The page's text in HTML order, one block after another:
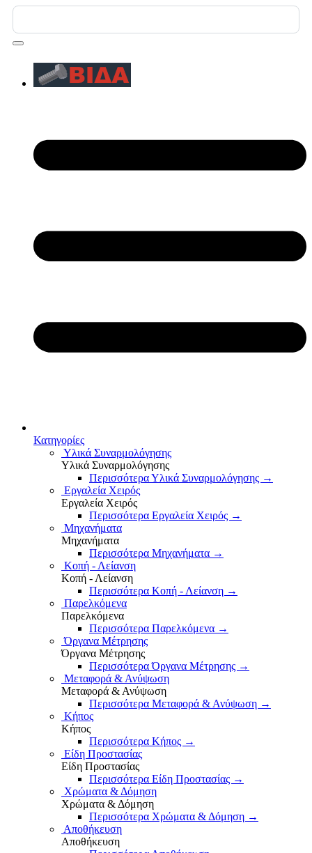
Κατηγορίες
Υλικά Συναρμολόγησης
Υλικά Συναρμολόγησης
Περισσότερα Υλικά Συναρμολόγησης →
Εργαλεία Χειρός
Εργαλεία Χειρός
Περισσότερα Εργαλεία Χειρός →
Μηχανήματα
Μηχανήματα
Περισσότερα Μηχανήματα →
Κοπή - Λείανση
Κοπή - Λείανση
Περισσότερα Κοπή - Λείανση →
Παρελκόμενα
Παρελκόμενα
Περισσότερα Παρελκόμενα →
Όργανα Μέτρησης
Όργανα Μέτρησης
Περισσότερα Όργανα Μέτρησης →
Μεταφορά & Ανύψωση
Μεταφορά & Ανύψωση
Περισσότερα Μεταφορά & Ανύψωση →
Κήπος
Κήπος
Περισσότερα Κήπος →
Είδη Προστασίας
Είδη Προστασίας
Περισσότερα Είδη Προστασίας →
Χρώματα & Δόμηση
Χρώματα & Δόμηση
Περισσότερα Χρώματα & Δόμηση →
Αποθήκευση
Αποθήκευση